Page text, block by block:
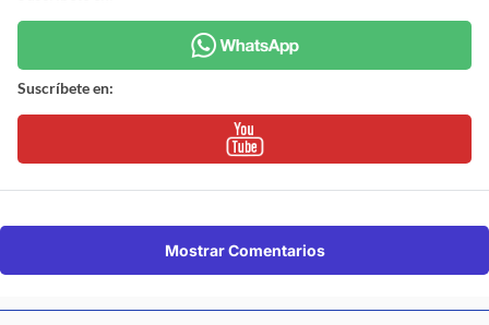
Suscríbete en:
Mostrar Comentarios